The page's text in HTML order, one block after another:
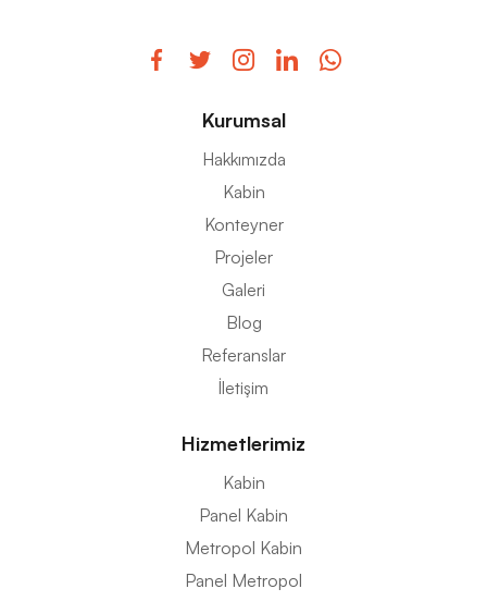
Kurumsal
Hakkımızda
Kabin
Konteyner
Projeler
Galeri
Blog
Referanslar
İletişim
Hizmetlerimiz
Kabin
Panel Kabin
Metropol Kabin
Panel Metropol